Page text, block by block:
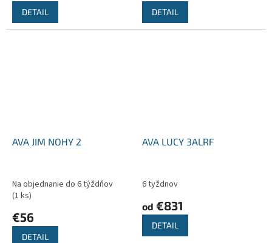
DETAIL DETAIL
AVA JIM NOHY 2
Na objednanie do 6 týždňov
(1 ks)
€56
DETAIL
AVA LUCY 3ALRF
6 tyždnov
od €831
DETAIL